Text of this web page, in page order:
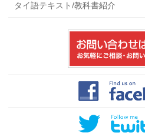
タイ語テキスト/教科書紹介